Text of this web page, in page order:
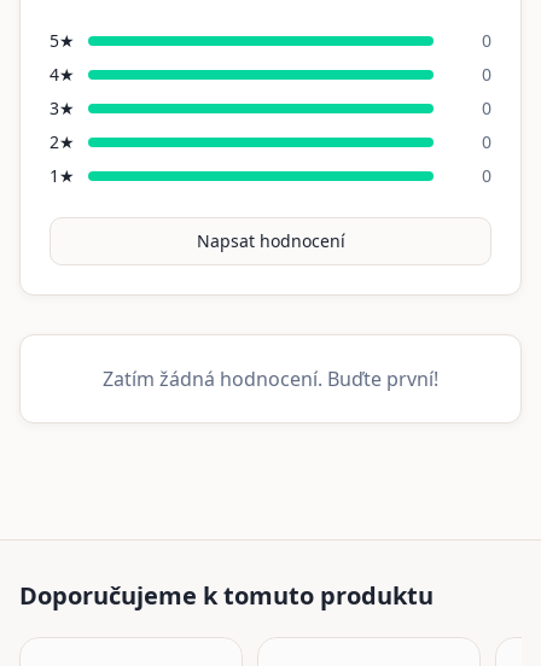
5★
0
4★
0
3★
0
2★
0
1 ★ 0
Napsat hodnocení
Zatím žádná hodnocení. Buďte první!
Doporučujeme k tomuto produktu